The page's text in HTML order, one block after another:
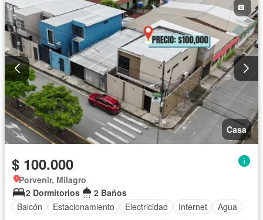
Casa
$ 100.000
Porvenir, Milagro
2 Dormitorios
2 Baños
Balcón
Estacionamiento Electricidad Internet Agua